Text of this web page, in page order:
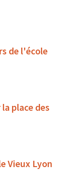
de l'école
place des
Vieux Lyon